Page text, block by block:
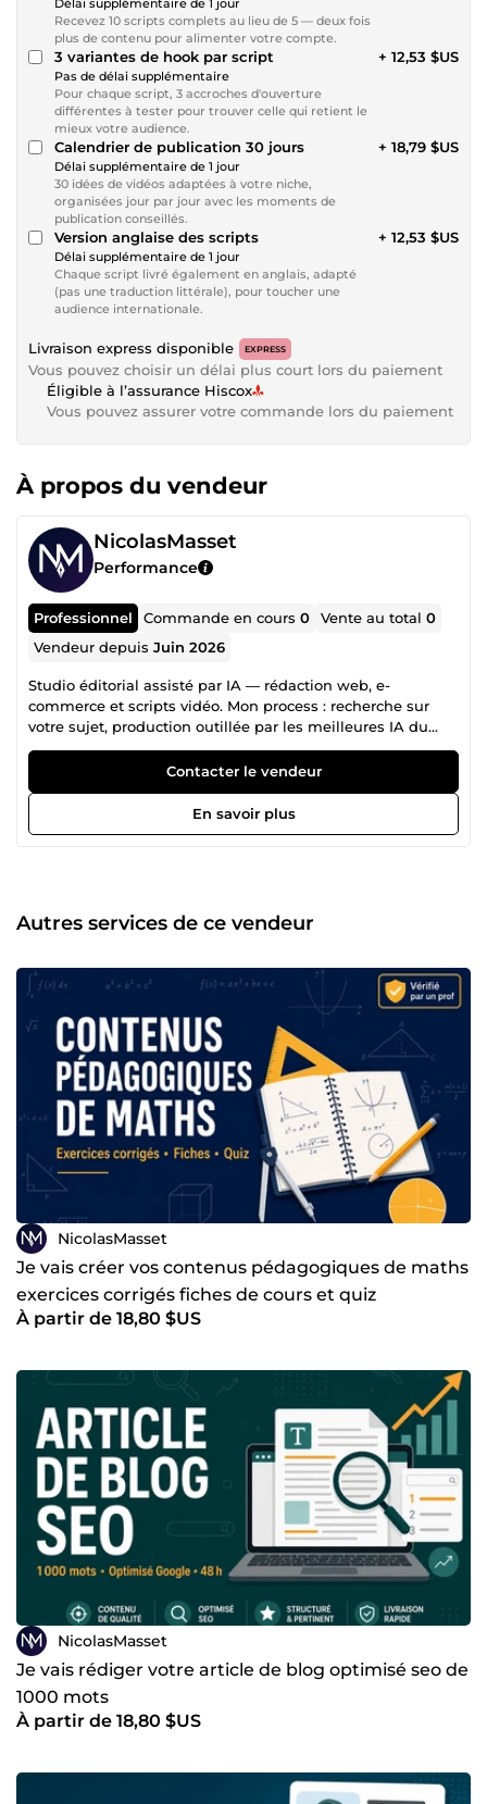
Délai supplémentaire de 1 jour
Recevez 10 scripts complets au lieu de 5 — deux fois
plus de contenu pour alimenter votre compte.
3 variantes de hook par script
Pas de délai supplémentaire
Pour chaque script, 3 accroches d'ouverture
différentes à tester pour trouver celle qui retient le
mieux votre audience.
+ 12,53 $US
Calendrier de publication 30 jours
Délai supplémentaire de 1 jour
30 idées de vidéos adaptées à votre niche,
organisées jour par jour avec les moments de
publication conseillés.
+ 18,79 $US
Version anglaise des scripts
Délai supplémentaire de 1 jour
Chaque script livré également en anglais, adapté
(pas une traduction littérale), pour toucher une
audience internationale.
+ 12,53 $US
Livraison express disponible EXPRESS
Vous pouvez choisir un délai plus court lors du paiement
Éligible à l’assurance Hiscox
Vous pouvez assurer votre commande lors du paiement
À propos du vendeur
NicolasMasset
Performance
Professionnel Commande en cours0 Vente au total0
Vendeur depuisJuin 2026
Studio éditorial assisté par IA — rédaction web, e-
commerce et scripts vidéo. Mon process : recherche sur
votre sujet, production outillée par les meilleures IA du
marché, puis relecture et ajustement éditorial
systématiques avant livraison. Vous recevez un livrable
publiable, pas un texte brut de générateur. Ce que je
description, mot-clé placé naturellement) Fiches produit e-
de retouches incluse sur chaque commande Textes 100 %
originaux, droits cédés intégralement après livraison
rigueur, structure et pédagogie sont la base de mon
travail. Basé en France.
Contacter le vendeur
En savoir plus
Autres services de ce vendeur
NicolasMasset
Je vais créer vos contenus pédagogiques de maths
exercices corrigés fiches de cours et quiz
À partir de 18,80 $US
NicolasMasset
Je vais rédiger votre article de blog optimisé seo de
1000 mots
À partir de 18,80 $US